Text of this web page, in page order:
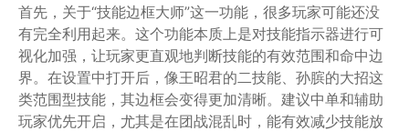
首先，关于“技能边框大师”这一功能，很多玩家可能还没
有完全利用起来。这个功能本质上是对技能指示器进行可
视化加强，让玩家更直观地判断技能的有效范围和命中边
界。在设置中打开后，像王昭君的二技能、孙膑的大招这
类范围型技能，其边框会变得更加清晰。建议中单和辅助
玩家优先开启，尤其是在团战混乱时，能有效减少技能放